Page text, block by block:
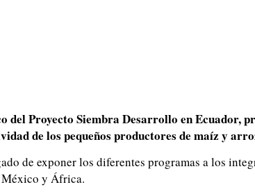
del Proyecto Siembra Desarrollo en Ecuador,
de los pequeños productores de maíz y
de exponer los diferentes programas a los
México y África.